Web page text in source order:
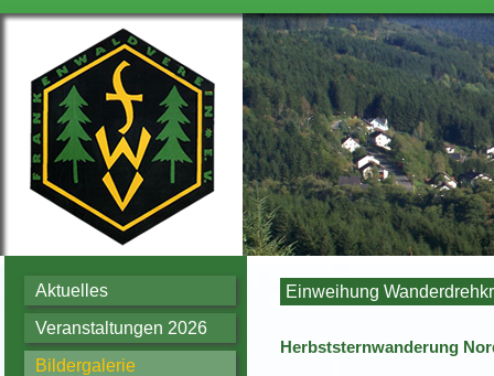
Aktuelles
Veranstaltungen 2026
Bildergalerie
Einweihung
Herbststernwanderung